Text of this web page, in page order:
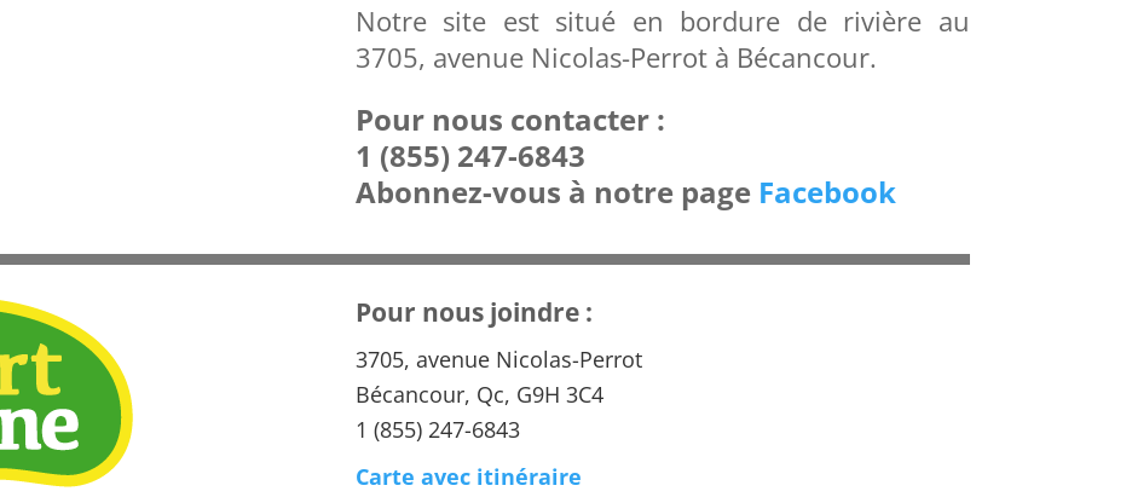
Notre site est situé en bordure de rivière au
3705, avenue Nicolas-Perrot à Bécancour.
Pour nous contacter :
1 (855) 247-6843
Abonnez-vous à notre page Facebook
Pour nous joindre :
3705, avenue Nicolas-Perrot
Bécancour, Qc, G9H 3C4
1 (855) 247-6843
Carte avec itinéraire